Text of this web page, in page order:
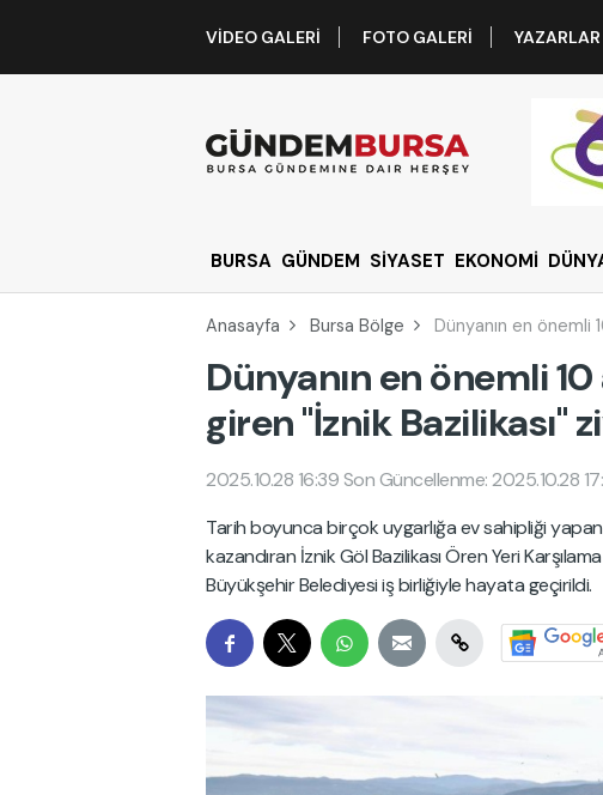
VIDEO GALERI FOTO GALERI YAZARLAR
BURSA GÜNDEM SİYASET EKONOMİ
Anasayfa Bursa Bölge Dünyanın en önemli
Dünyanın en önemli
giren "İznik Bazilikası"
2025.10.28 16:39 Son Güncellenme: 2025.10.28
Tarih boyunca birçok uygarlığa ev sahipliği
kazandıran İznik Göl Bazilikası Ören Yeri
Büyükşehir Belediyesi iş birliğiyle hayata geçirildi.